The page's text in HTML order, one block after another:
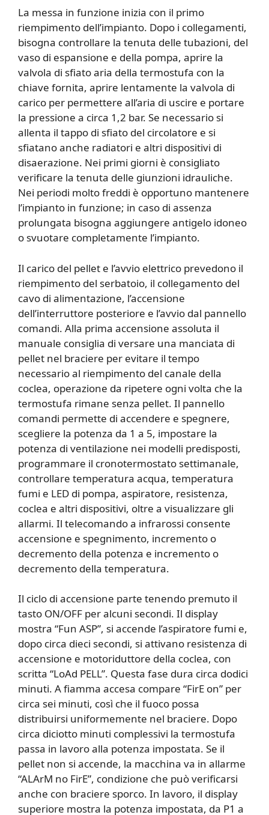
La messa in funzione inizia con il primo
riempimento dell’impianto. Dopo i collegamenti,
bisogna controllare la tenuta delle tubazioni, del
vaso di espansione e della pompa, aprire la
valvola di sfiato aria della termostufa con la
chiave fornita, aprire lentamente la valvola di
carico per permettere all’aria di uscire e portare
la pressione a circa 1,2 bar. Se necessario si
allenta il tappo di sfiato del circolatore e si
sfiatano anche radiatori e altri dispositivi di
disaerazione. Nei primi giorni è consigliato
verificare la tenuta delle giunzioni idrauliche.
Nei periodi molto freddi è opportuno mantenere
l’impianto in funzione; in caso di assenza
prolungata bisogna aggiungere antigelo idoneo
o svuotare completamente l’impianto.
Il carico del pellet e l’avvio elettrico prevedono il
riempimento del serbatoio, il collegamento del
cavo di alimentazione, l’accensione
dell’interruttore posteriore e l’avvio dal pannello
comandi. Alla prima accensione assoluta il
manuale consiglia di versare una manciata di
pellet nel braciere per evitare il tempo
necessario al riempimento del canale della
coclea, operazione da ripetere ogni volta che la
termostufa rimane senza pellet. Il pannello
comandi permette di accendere e spegnere,
scegliere la potenza da 1 a 5, impostare la
potenza di ventilazione nei modelli predisposti,
programmare il cronotermostato settimanale,
controllare temperatura acqua, temperatura
fumi e LED di pompa, aspiratore, resistenza,
coclea e altri dispositivi, oltre a visualizzare gli
allarmi. Il telecomando a infrarossi consente
accensione e spegnimento, incremento o
decremento della potenza e incremento o
decremento della temperatura.
Il ciclo di accensione parte tenendo premuto il
tasto ON/OFF per alcuni secondi. Il display
mostra “Fun ASP”, si accende l’aspiratore fumi e,
dopo circa dieci secondi, si attivano resistenza di
accensione e motoriduttore della coclea, con
scritta “LoAd PELL”. Questa fase dura circa dodici
minuti. A fiamma accesa compare “FirE on” per
circa sei minuti, così che il fuoco possa
distribuirsi uniformemente nel braciere. Dopo
circa diciotto minuti complessivi la termostufa
passa in lavoro alla potenza impostata. Se il
pellet non si accende, la macchina va in allarme
“ALArM no FirE”, condizione che può verificarsi
anche con braciere sporco. In lavoro, il display
superiore mostra la potenza impostata, da P1 a